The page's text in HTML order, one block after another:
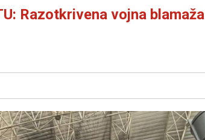
Razotkrivena vojna blamaža